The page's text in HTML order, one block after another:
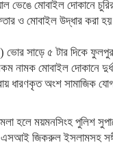
ভেঙে মোবাইল দোকানে
ও মোবাইল উদ্ধার করা
ভোর সাড়ে ৫ টার দিকে
নামক মোবাইল দোকানে
ধারণকৃত অংশ সামাজিক
হলে ময়মনসিংহ পুলিশ
জিকরুল ইসলামসহ